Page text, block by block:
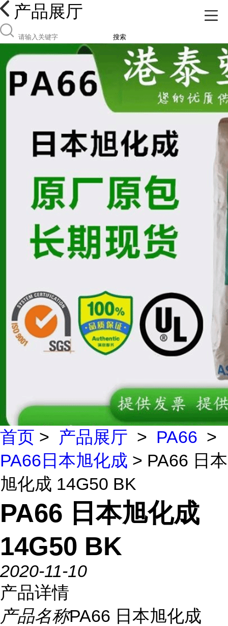
产品展厅
搜索
首页 > 产品展厅 > PA66 >
PA66日本旭化成 > PA66 日本
旭化成 14G50 BK
PA66 日本旭化成
14G50 BK
2020-11-10
产品详情
产品名称PA66 日本旭化成